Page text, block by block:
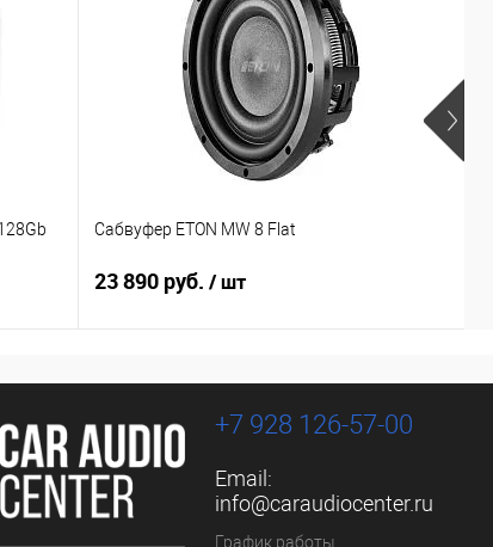
Сабвуфер ETON MW 8 Flat
23 890 руб. / шт
+7 928 126-57-00
Email:
info@caraudiocenter.ru
График работы